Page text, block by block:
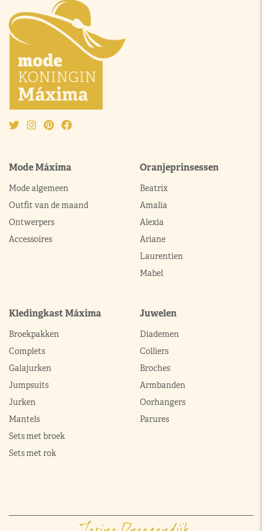
Mode Máxima
Mode algemeen
Outfit van de maand
Ontwerpers
Accessoires
Oranjeprinsessen
Beatrix
Amalia
Alexia
Ariane
Laurentien
Mabel
Kledingkast Máxima
Broekpakken
Complets
Galajurken
Jumpsuits
Jurken
Mantels
Sets met broek
Sets met rok
Juwelen
Diademen
Colliers
Broches
Armbanden
Oorhangers
Parures